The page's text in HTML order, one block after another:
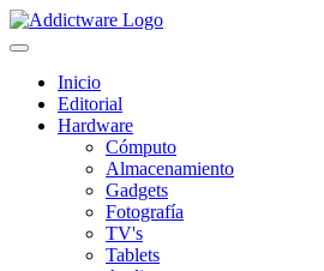
Inicio
Editorial
Hardware
Cómputo
Almacenamiento
Gadgets
Fotografía
TV's
Tablets